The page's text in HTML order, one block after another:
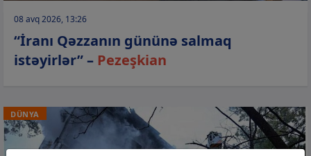
08 avq 2026, 13:26
“İranı Qəzzanın gününə salmaq
istəyirlər” – Pezeşkian
DÜNYA